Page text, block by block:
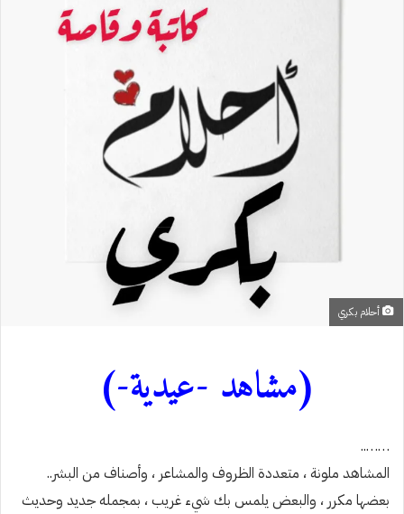
أحلام بكري
(مشاهد -عيدية-)
……..
المشاهد ملونة ، متعددة الظروف والمشاعر ، وأصناف من البشر..
بعضها مكرر ، والبعض يلمس بك شيء غريب ، بمجمله جديد وحديث